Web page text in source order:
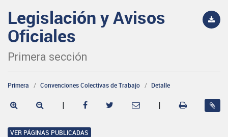
Legislación y Avisos
Oficiales
Primera sección
Primera Convenciones Colectivas de Trabajo Detalle
| |
VER PÁGINAS PUBLICADAS